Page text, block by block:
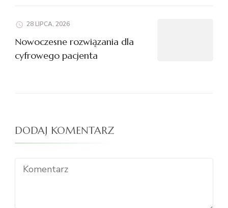
28 LIPCA, 2026
Nowoczesne rozwiązania dla
cyfrowego pacjenta
DODAJ KOMENTARZ